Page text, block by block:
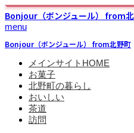
Bonjour（ボンジュール） from
menu
Bonjour（ボンジュール） from北野町
メインサイトHOME
お菓子
北野町の暮らし
おいしい
茶道
訪問